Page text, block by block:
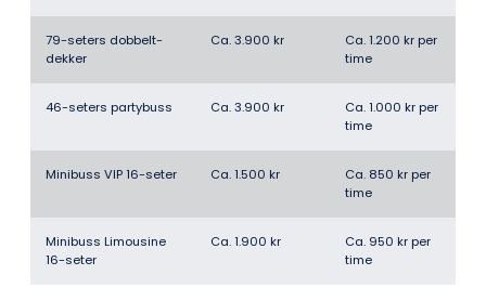
79-seters dobbelt­
dekker
Ca. 3.900 kr
Ca. 1.200 kr per
time
46-seters partybuss Ca. 3.900 kr
Ca. 1.000 kr per
time
Minibuss VIP 16-seter Ca. 1.500 kr
Ca. 850 kr per
time
Minibuss Limousine
16-seter
Ca. 1.900 kr
Ca. 950 kr per
time